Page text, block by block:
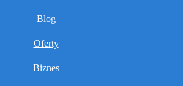
Blog
Oferty
Biznes